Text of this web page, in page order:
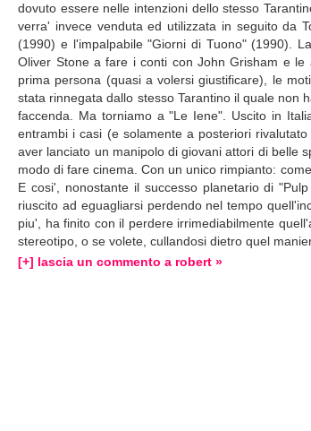
dovuto essere nelle intenzioni dello stesso
verra' invece venduta ed utilizzata in seguito da
(1990) e l'impalpabile "Giorni di Tuono" (1990).
Oliver Stone a fare i conti con John Grisham e
prima persona (quasi a volersi giustificare), le
stata rinnegata dallo stesso Tarantino il quale non
faccenda. Ma torniamo a "Le Iene". Uscito in
entrambi i casi (e solamente a posteriori
aver lanciato un manipolo di giovani attori di belle
modo di fare cinema. Con un unico rimpianto:
E cosi', nonostante il successo planetario di
riuscito ad eguagliarsi perdendo nel tempo
piu', ha finito con il perdere irrimediabilmente
stereotipo, o se volete, cullandosi dietro quel
[+] lascia un commento a robert »